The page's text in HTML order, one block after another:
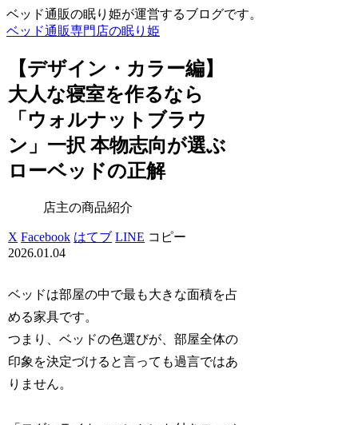
ベッド通販の眠り姫が運営するブログです。
ベッド通販専門店の眠り姫
【デザイン・カラー編】
大人な寝室を作るなら
「ウォルナットブラウ
ン」一択 本物志向が選ぶ
ローベッドの正解
店主の商品紹介
X Facebook はてブ LINE コピー
2026.01.04
ベッドは部屋の中で最も大きな面積を占
める家具です。
つまり、ベッドの色選びが、部屋全体の
印象を決定づけると言っても過言ではあ
りません。